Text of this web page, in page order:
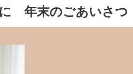
年末のごあいさつ